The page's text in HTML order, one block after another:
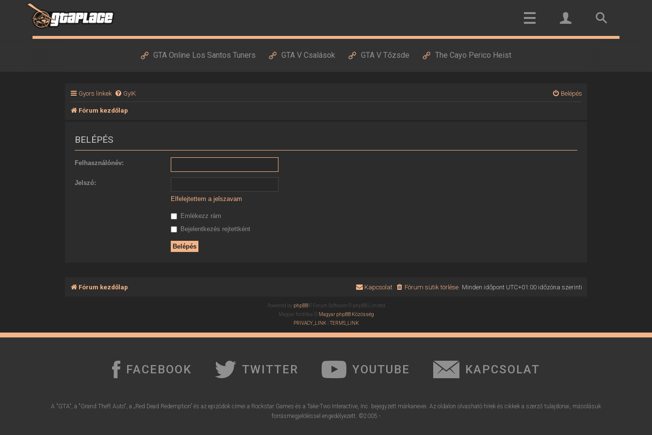
GTA Online Los Santos Tuners GTA V Csalások GTA V Tőzsde The Cayo Perico Heist
Gyors linkek GyIK Belépés
Fórum kezdőlap
BELÉPÉS
Felhasználónév:
Jelszó:
Elfelejtettem a jelszavam
Emlékezz rám
Bejelentkezés rejtettként
Fórum kezdőlap Minden időpont UTC+01:00időzóna szerinti
Fórum sütik törlése
Kapcsolat
Powered by phpBB® Forum Software © phpBB Limited
Magyar fordítás © Magyar phpBB Közösség
PRIVACY_LINK |TERMS_LINK
FACEBOOK TWITTER YOUTUBE KAPCSOLAT
A "GTA", a "Grand Theft Auto", a „Red Dead Redemption” és az epizódok címei a Rockstar Games és a Take-Two Interactive, Inc. bejegyzett márkanevei. Az oldalon olvasható hírek és cikkek a szerző tulajdonai, másolásuk
forrásmegjelöléssel engedélyezett. ©2005 -